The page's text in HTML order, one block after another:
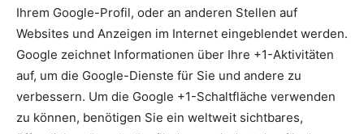
Ihrem Google-Profil, oder an anderen Stellen auf
Websites und Anzeigen im Internet eingeblendet werden.
Google zeichnet Informationen über Ihre +1-Aktivitäten
auf, um die Google-Dienste für Sie und andere zu
verbessern. Um die Google +1-Schaltfläche verwenden
zu können, benötigen Sie ein weltweit sichtbares,